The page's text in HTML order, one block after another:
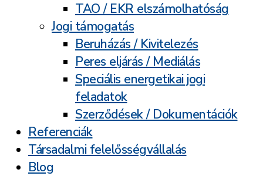
TAO / EKR elszámolhatóság
Jogi támogatás
Beruházás / Kivitelezés
Peres eljárás / Mediálás
Speciális energetikai jogi
feladatok
Szerződések / Dokumentációk
Referenciák
Társadalmi felelősségvállalás
Blog